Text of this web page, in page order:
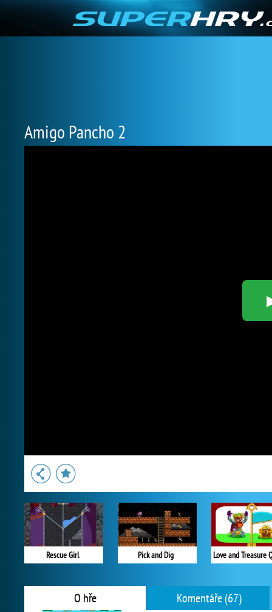
Amigo Pancho 2
Rescue Girl Pick and Dig Love and Treasure
O hře Komentáře (67)